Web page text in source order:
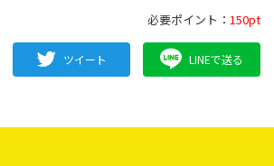
必要ポイント： 150pt
ツイート LINEで送る